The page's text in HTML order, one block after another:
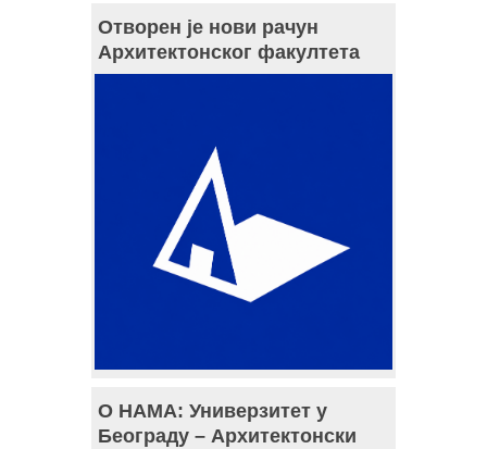
Отворен је нови рачун
Архитектонског факултета
О НАМА: Универзитет у
Београду – Архитектонски